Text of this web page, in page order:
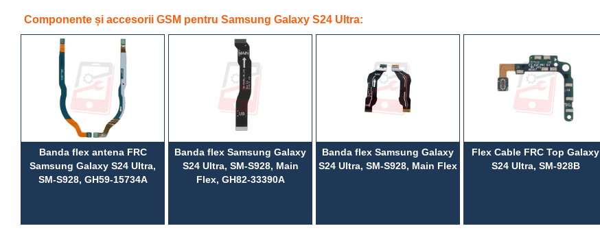
Componente și accesorii GSM pentru Samsung Galaxy S24 Ultra:
Banda flex antena FRC
Samsung Galaxy S24 Ultra,
SM-S928, GH59-15734A
Banda flex Samsung Galaxy
S24 Ultra, SM-S928, Main
Flex, GH82-33390A
Banda flex Samsung Galaxy
S24 Ultra, SM-S928, Main Flex
Flex Cable FRC Top Galaxy
S24 Ultra, SM-928B